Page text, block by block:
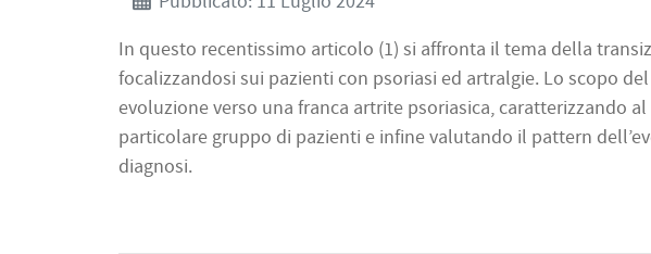
In questo recentissimo articolo (1) si affronta il tema della
focalizzandosi sui pazienti con psoriasi ed artralgie. Lo scopo
evoluzione verso una franca artrite psoriasica, caratterizzando
particolare gruppo di pazienti e infine valutando il pattern
diagnosi.